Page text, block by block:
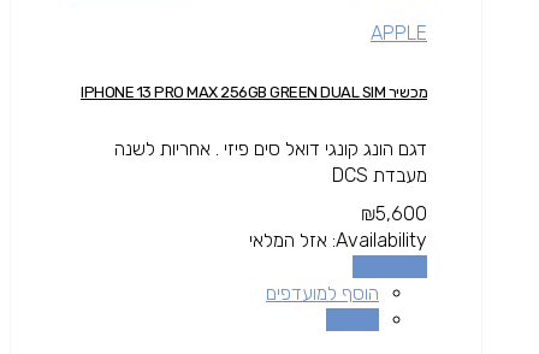
APPLE
מכשיר IPHONE 13 PRO MAX 256GB GREEN DUAL SIM
דגם הונג קונגי דואל סים פיזי . אחריות לשנה
מעבדת DCS
₪5,600
Availability: אזל המלאי
הוסף למועדפים